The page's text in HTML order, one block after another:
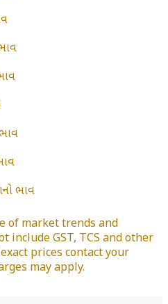
ભાવ
of market trends and
include GST, TCS and other
prices contact your
may apply.